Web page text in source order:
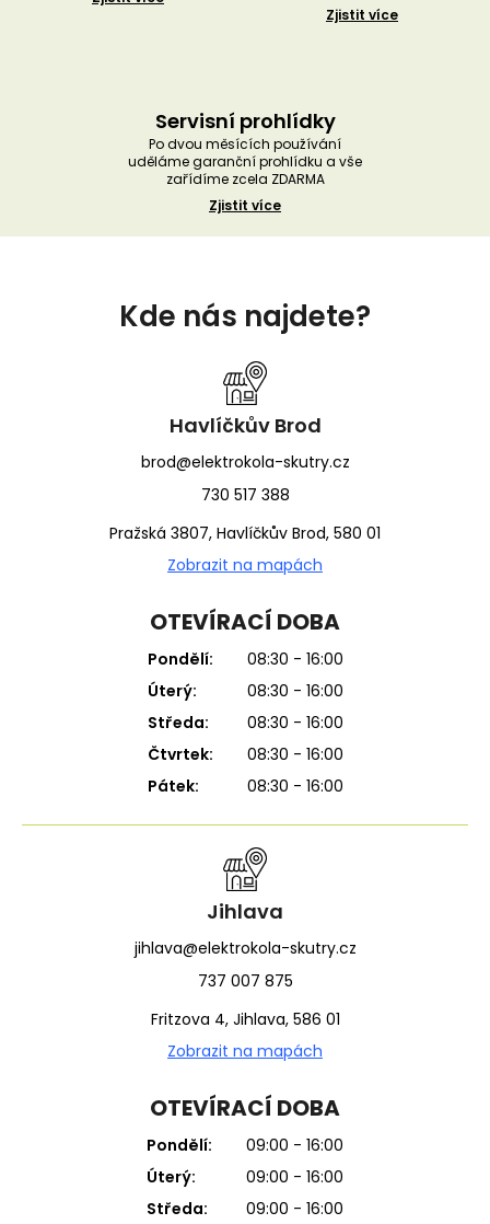
Zjistit více
Servisní prohlídky
Po dvou měsících používání
uděláme garanční prohlídku a vše
zařídíme zcela ZDARMA
Zjistit více
Kde nás najdete?
Havlíčkův Brod
brod@elektrokola-skutry.cz
730 517 388
Pražská 3807, Havlíčkův Brod, 580 01
Zobrazit na mapách
OTEVÍRACÍ DOBA
Pondělí:
08:30 - 16:00
Úterý:
08:30 - 16:00
Středa:
08:30 - 16:00
Čtvrtek:
08:30 - 16:00
Pátek:
08:30 - 16:00
Jihlava
jihlava@elektrokola-skutry.cz
737 007 875
Fritzova 4, Jihlava, 586 01
Zobrazit na mapách
OTEVÍRACÍ DOBA
Pondělí:
09:00 - 16:00
Úterý:
09:00 - 16:00
Středa:
09:00 - 16:00